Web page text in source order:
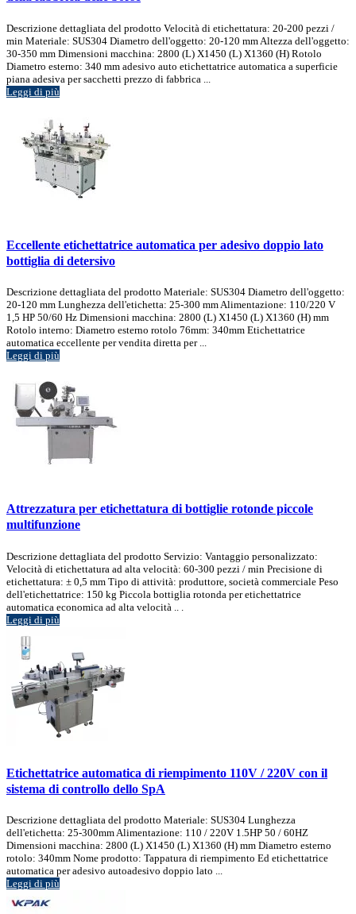
Descrizione dettagliata del prodotto Velocità di etichettatura: 20-200 pezzi /
min Materiale: SUS304 Diametro dell'oggetto: 20-120 mm Altezza dell'oggetto:
30-350 mm Dimensioni macchina: 2800 (L) X1450 (L) X1360 (H) Rotolo
Diametro esterno: 340 mm adesivo auto etichettatrice automatica a superficie
piana adesiva per sacchetti prezzo di fabbrica ...
Leggi di più
Eccellente etichettatrice automatica per adesivo doppio lato
bottiglia di detersivo
Descrizione dettagliata del prodotto Materiale: SUS304 Diametro dell'oggetto:
20-120 mm Lunghezza dell'etichetta: 25-300 mm Alimentazione: 110/220 V
1,5 HP 50/60 Hz Dimensioni macchina: 2800 (L) X1450 (L) X1360 (H) mm
Rotolo interno: Diametro esterno rotolo 76mm: 340mm Etichettatrice
automatica eccellente per vendita diretta per ...
Leggi di più
Attrezzatura per etichettatura di bottiglie rotonde piccole
multifunzione
Descrizione dettagliata del prodotto Servizio: Vantaggio personalizzato:
Velocità di etichettatura ad alta velocità: 60-300 pezzi / min Precisione di
etichettatura: ± 0,5 mm Tipo di attività: produttore, società commerciale Peso
dell'etichettatrice: 150 kg Piccola bottiglia rotonda per etichettatrice
automatica economica ad alta velocità .. .
Leggi di più
Etichettatrice automatica di riempimento 110V / 220V con il
sistema di controllo dello SpA
Descrizione dettagliata del prodotto Materiale: SUS304 Lunghezza
dell'etichetta: 25-300mm Alimentazione: 110 / 220V 1.5HP 50 / 60HZ
Dimensioni macchina: 2800 (L) X1450 (L) X1360 (H) mm Diametro esterno
rotolo: 340mm Nome prodotto: Tappatura di riempimento Ed etichettatrice
automatica per adesivo autoadesivo doppio lato ...
Leggi di più